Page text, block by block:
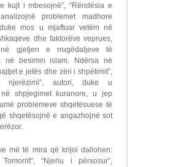
kujt i mbesojnë”, “Rëndësia e
problemet madhore
mos u mjaftuar vetëm në
dhe faktorëve veprues,
gjetjen e rrugëdaljeve të
në besimin islam. Ndërsa në
e jetës dhe zëri i shpëtimit”,
njerëzimi”, autori, duke u
në shpjegimet kuranore, u jep
problemeve shqetësuese të
shqetësojnë e angazhojnë sot
më të mira që krijoi dallohen:
“Njeriu i përsosur”,